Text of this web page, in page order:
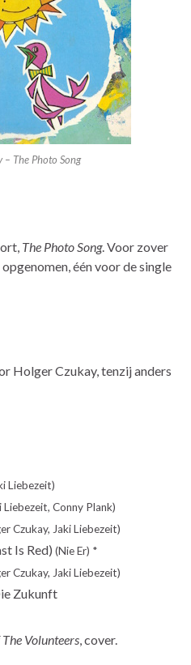
– The Photo Song
The Photo Song. Voor zover
één voor de single
Holger Czukay, tenzij anders
Liebezeit)
Liebezeit, Conny Plank)
Czukay, Jaki Liebezeit)
Is Red) (Nie Er) *
Czukay, Jaki Liebezeit)
Zukunft
Volunteers , cover.